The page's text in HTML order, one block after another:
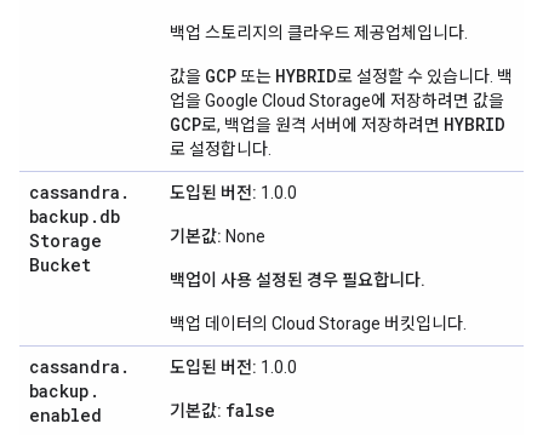
백업 스토리지의 클라우드 제공업체입니다.
값을 GCP 또는 HYBRID로 설정할 수 있습니다. 백
업을 Google Cloud Storage에 저장하려면 값을
GCP로, 백업을 원격 서버에 저장하려면 HYBRID
로 설정합니다.
cassandra .
backup . db
Storage
Bucket
도입된 버전: 1.0.0
기본값: None
백업이 사용 설정된 경우 필요합니다.
백업 데이터의 Cloud Storage 버킷입니다.
cassandra .
backup .
enabled
도입된 버전: 1.0.0
기본값: false